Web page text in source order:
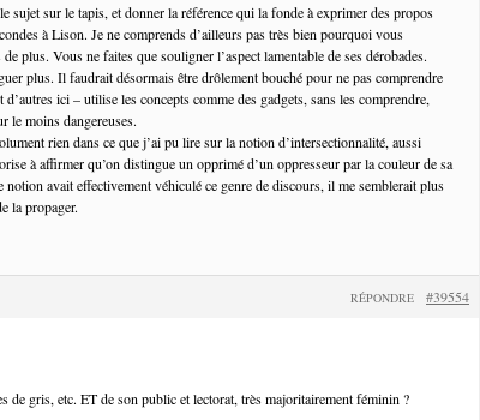
sujet sur le tapis, et donner la référence qui la fonde à exprimer des propos
à Lison. Je ne comprends d’ailleurs pas très bien pourquoi vous
plus. Vous ne faites que souligner l’aspect lamentable de ses dérobades.
plus. Il faudrait désormais être drôlement bouché pour ne pas comprendre
ici – utilise les concepts comme des gadgets, sans les comprendre,
le moins dangereuses.
rien dans ce que j’ai pu lire sur la notion d’intersectionnalité, aussi
à affirmer qu’on distingue un opprimé d’un oppresseur par la couleur de sa
notion avait effectivement véhiculé ce genre de discours, il me semblerait plus
la propager.
#39554
RÉPONDRE
de gris, etc. ET de son public et lectorat, très majoritairement féminin ?